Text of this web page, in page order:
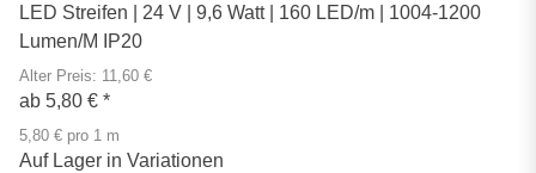
LED Streifen | 24 V | 9,6 Watt | 160 LED/m | 1004-1200
Lumen/M IP20
Alter Preis: 11,60 €
ab 5,80 € *
5,80 € pro 1 m
Auf Lager in Variationen